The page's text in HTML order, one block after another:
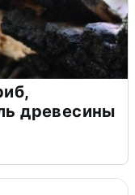
древесины